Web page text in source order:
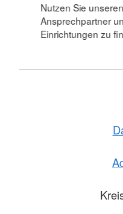
Nutzen Sie
Ansprechpartner
Einrichtungen zu